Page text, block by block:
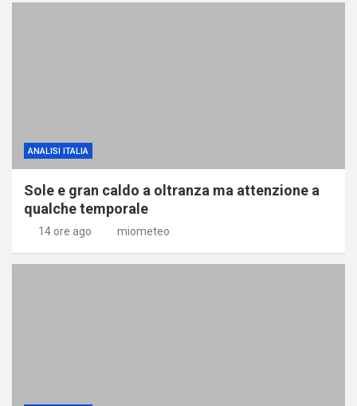
ANALISI ITALIA
Sole e gran caldo a oltranza ma attenzione a
qualche temporale
14 ore ago miometeo